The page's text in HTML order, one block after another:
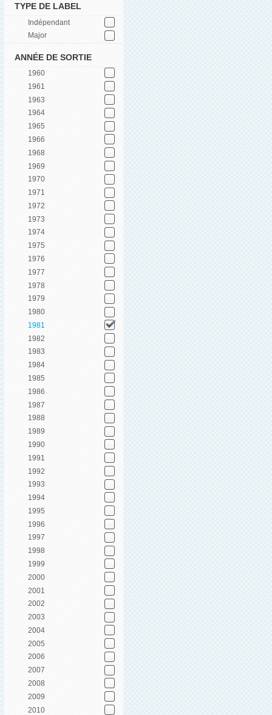
TYPE DE LABEL
Indépendant
Major
ANNÉE DE SORTIE
1960
1961
1963
1964
1965
1966
1968
1969
1970
1971
1972
1973
1974
1975
1976
1977
1978
1979
1980
1981
1982
1983
1984
1985
1986
1987
1988
1989
1990
1991
1992
1993
1994
1995
1996
1997
1998
1999
2000
2001
2002
2003
2004
2005
2006
2007
2008
2009
2010